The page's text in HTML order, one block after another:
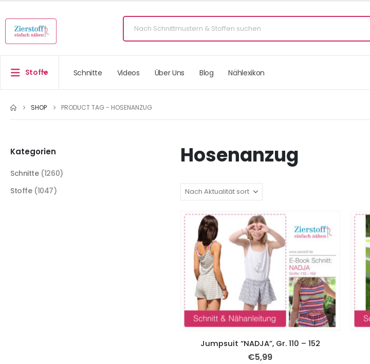
Stoffe Schnitte Videos Über Uns Blog Nählexikon
SHOP PRODUCT TAG - HOSENANZUG
Hosenanzug
Jumpsuit “NADJA”, Gr. 110 – 152
€5,99
Kategorien
Schnitte (1260)
Stoffe (1047)